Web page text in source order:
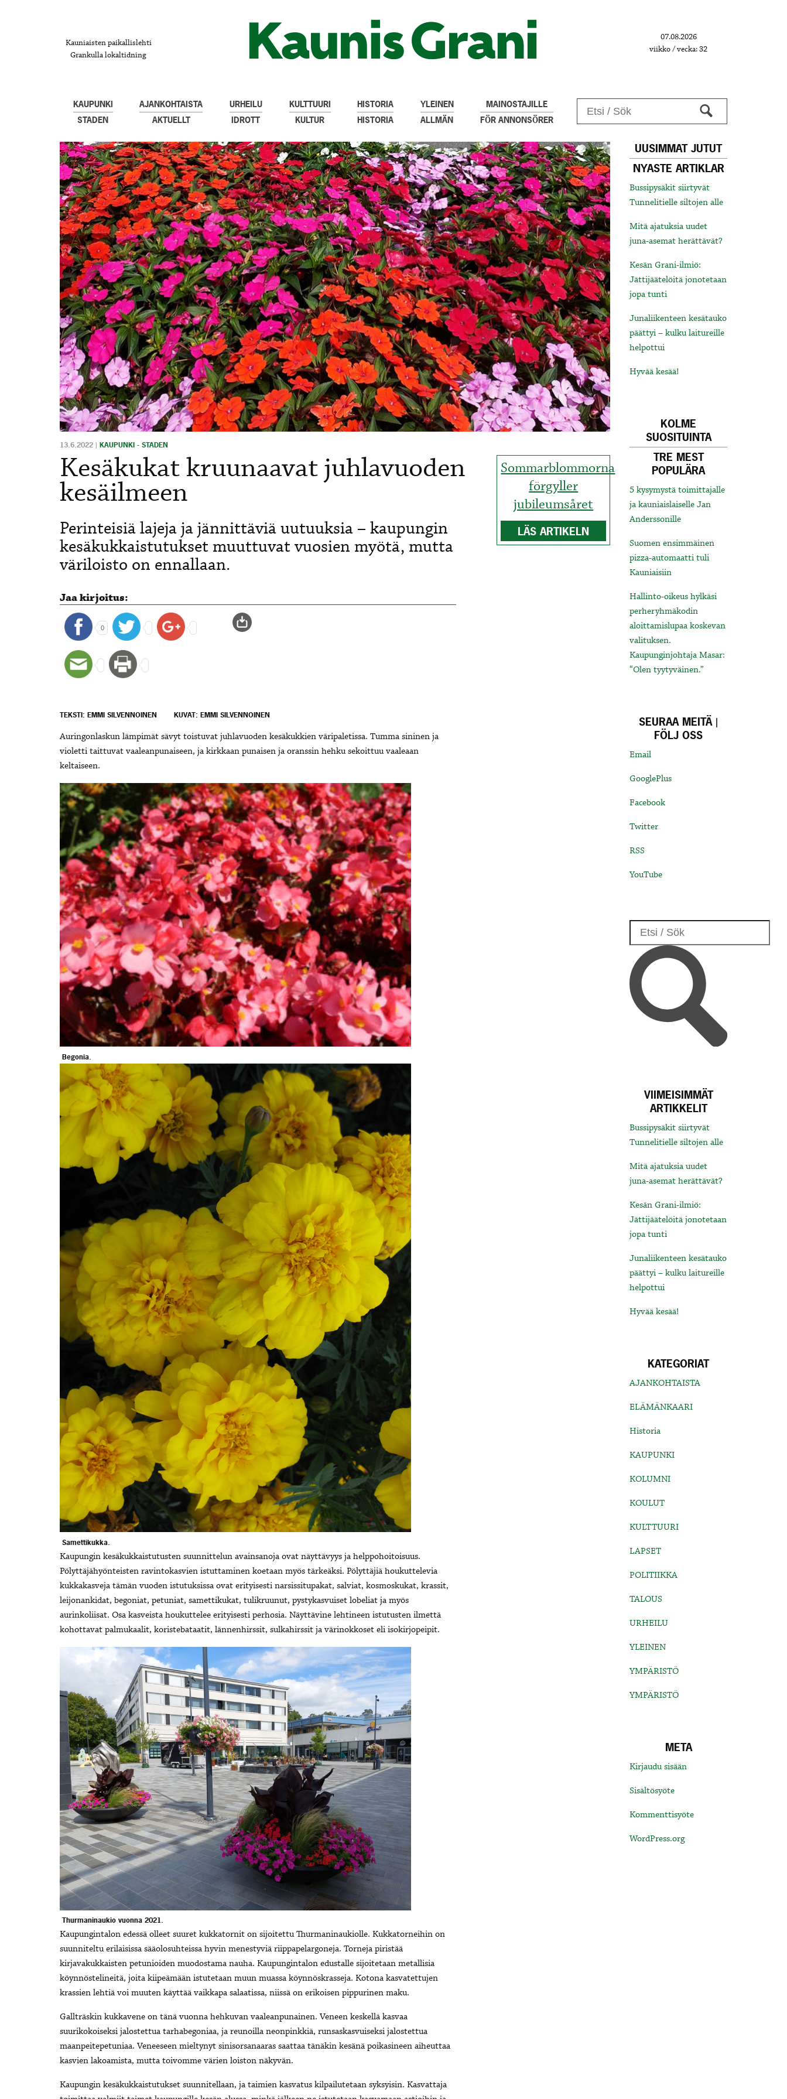
Kauniaisten paikallislehti
Grankulla lokaltidning
07.08.2026
viikko / vecka: 32
KAUPUNKI
STADEN
AJANKOHTAISTA
AKTUELLT
URHEILU
IDROTT
KULTTUURI
KULTUR
HISTORIA
HISTORIA
YLEINEN
ALLMÄN
MAINOSTAJILLE
FÖR ANNONSÖRER
Sommarblommorna
förgyller
jubileumsåret
LÄS ARTIKELN
13.6.2022 | KAUPUNKI - STADEN
Kesäkukat kruunaavat juhlavuoden
kesäilmeen
Perinteisiä lajeja ja jännittäviä uutuuksia – kaupungin
kesäkukkaistutukset muuttuvat vuosien myötä, mutta
väriloisto on ennallaan.
Jaa kirjoitus:
0
TEKSTI: EMMI SILVENNOINEN KUVAT: EMMI SILVENNOINEN
Auringonlaskun lämpimät sävyt toistuvat juhlavuoden kesäkukkien väripaletissa. Tumma sininen ja
violetti taittuvat vaaleanpunaiseen, ja kirkkaan punaisen ja oranssin hehku sekoittuu vaaleaan
keltaiseen.
Begonia.
Samettikukka.
Kaupungin kesäkukkaistutusten suunnittelun avainsanoja ovat näyttävyys ja helppohoitoisuus.
Pölyttäjähyönteisten ravintokasvien istuttaminen koetaan myös tärkeäksi. Pölyttäjiä houkuttelevia
kukkakasveja tämän vuoden istutuksissa ovat erityisesti narsissitupakat, salviat, kosmoskukat, krassit,
leijonankidat, begoniat, petuniat, samettikukat, tulikruunut, pystykasvuiset lobeliat ja myös
aurinkoliisat. Osa kasveista houkuttelee erityisesti perhosia. Näyttävine lehtineen istutusten ilmettä
kohottavat palmukaalit, koristebataatit, lännenhirssit, sulkahirssit ja värinokkoset eli isokirjopeipit.
Thurmaninaukio vuonna 2021.
Kaupungintalon edessä olleet suuret kukkatornit on sijoitettu Thurmaninaukiolle. Kukkatorneihin on
suunniteltu erilaisissa sääolosuhteissa hyvin menestyviä riippapelargoneja. Torneja piristää
kirjavakukkaisten petunioiden muodostama nauha. Kaupungintalon edustalle sijoitetaan metallisia
köynnöstelineitä, joita kiipeämään istutetaan muun muassa köynnöskrasseja. Kotona kasvatettujen
krassien lehtiä voi muuten käyttää vaikkapa salaatissa, niissä on erikoisen pippurinen maku.
Gallträskin kukkavene on tänä vuonna hehkuvan vaaleanpunainen. Veneen keskellä kasvaa
suurikokoiseksi jalostettua tarhabegoniaa, ja reunoilla neonpinkkiä, runsaskasvuiseksi jalostettua
maanpeitepetuniaa. Veneeseen mieltynyt sinisorsanaaras saattaa tänäkin kesänä poikasineen aiheuttaa
kasvien lakoamista, mutta toivomme värien loiston näkyvän.
Kaupungin kesäkukkaistutukset suunnitellaan, ja taimien kasvatus kilpailutetaan syksyisin. Kasvattaja
UUSIMMAT JUTUT
NYASTE ARTIKLAR
Bussipysäkit siirtyvät
Tunnelitielle siltojen alle
Mitä ajatuksia uudet
juna-asemat herättävät?
Kesän Grani-ilmiö:
Jättijäätelöitä jonotetaan
jopa tunti
Junaliikenteen kesätauko
päättyi – kulku laitureille
helpottui
Hyvää kesää!
KOLME
SUOSITUINTA
TRE MEST
POPULÄRA
5 kysymystä toimittajalle
ja kauniaislaiselle Jan
Anderssonille
Suomen ensimmäinen
pizza-automaatti tuli
Kauniaisiin
Hallinto-oikeus hylkäsi
perheryhmäkodin
aloittamislupaa koskevan
valituksen.
Kaupunginjohtaja Masar:
“Olen tyytyväinen.”
SEURAA MEITÄ |
FÖLJ OSS
Email
GooglePlus
Facebook
Twitter
RSS
YouTube
VIIMEISIMMÄT
ARTIKKELIT
Bussipysäkit siirtyvät
Tunnelitielle siltojen alle
Mitä ajatuksia uudet
juna-asemat herättävät?
Kesän Grani-ilmiö:
Jättijäätelöitä jonotetaan
jopa tunti
Junaliikenteen kesätauko
päättyi – kulku laitureille
helpottui
Hyvää kesää!
KATEGORIAT
AJANKOHTAISTA
ELÄMÄNKAARI
Historia
KAUPUNKI
KOLUMNI
KOULUT
KULTTUURI
LAPSET
POLITIIKKA
TALOUS
URHEILU
YLEINEN
YMPÄRISTÖ
YMPÄRISTÖ
META
Kirjaudu sisään
Sisältösyöte
Kommenttisyöte
WordPress.org